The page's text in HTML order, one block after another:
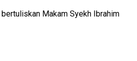
Makam Syekh Ibrahim